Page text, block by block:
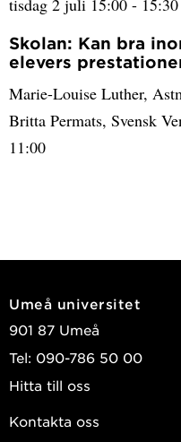
tisdag 2 juli 15:00 - 15:30
Skolan: Kan bra
elevers
Marie-Louise Luther,
Britta Permats, Svensk
11:00
Umeå universitet
901 87 Umeå
Tel: 090-786 50 00
Hitta till oss
Kontakta oss